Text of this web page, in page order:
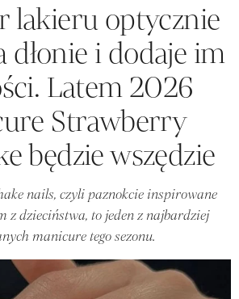
lakieru optycznie
dłonie i dodaje im
Latem 2026
Strawberry
będzie wszędzie
nails, czyli paznokcie inspirowane
z dzieciństwa, to jeden z najbardziej
manicure tego sezonu.